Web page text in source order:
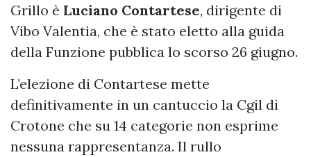
Grillo è Luciano Contartese, dirigente di
Vibo Valentia, che è stato eletto alla guida
della Funzione pubblica lo scorso 26 giugno.
L’elezione di Contartese mette
definitivamente in un cantuccio la Cgil di
Crotone che su 14 categorie non esprime
nessuna rappresentanza. Il rullo